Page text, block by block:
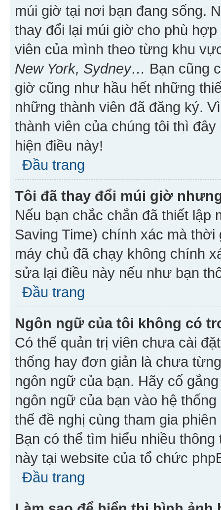
múi giờ tại nơi bạn đang sống.
thay đổi lại múi giờ cho phù
viên của mình theo từng khu
New York, Sydney… Bạn cũng
giờ cũng như hầu hết những
những thành viên đã đăng ký.
thành viên của chúng tôi thì
hiện điều này!
Đầu trang
Tôi đã thay đổi múi giờ
Nếu bạn chắc chắn đã thiết lập
Saving Time) chính xác mà
máy chủ đã chạy không chính
sửa lại điều này nếu như bạn
Đầu trang
Ngôn ngữ của tôi không có
Có thể quản trị viên chưa cài
thống hay đơn giản là chưa
ngôn ngữ của bạn. Hãy cố
ngôn ngữ của bạn vào hệ
thể đề nghị cùng tham gia
Bạn có thể tìm hiểu nhiều
này tại website của tổ chức
Đầu trang